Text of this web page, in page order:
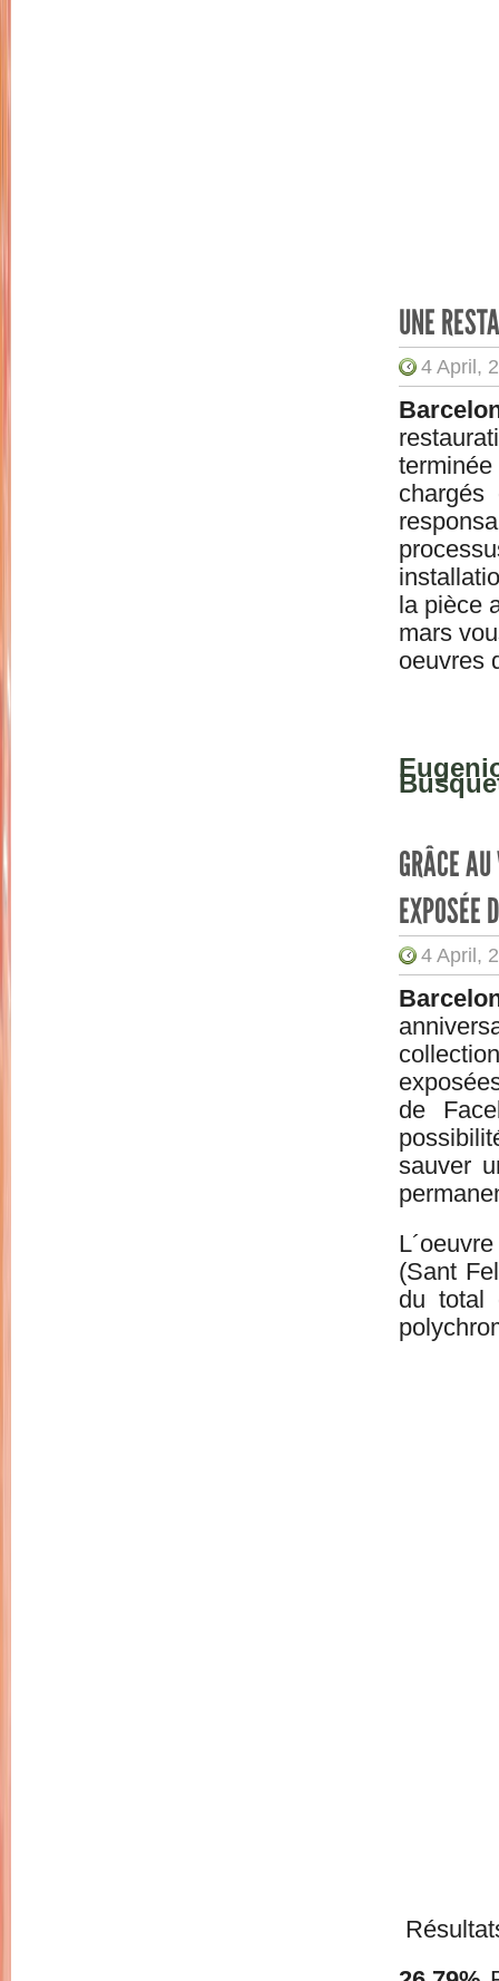
UNE
4 April,
chargés
la pièce
mars
oeuvres
GRÂCE
EXPOSÉE
4 April,
de
sauver
(Sant
du total